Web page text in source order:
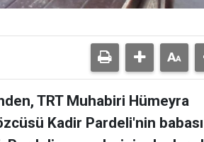
TRT Muhabiri Hümeyra
Kadir Pardeli'nin babası